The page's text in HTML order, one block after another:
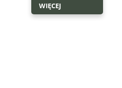
WIĘCEJ